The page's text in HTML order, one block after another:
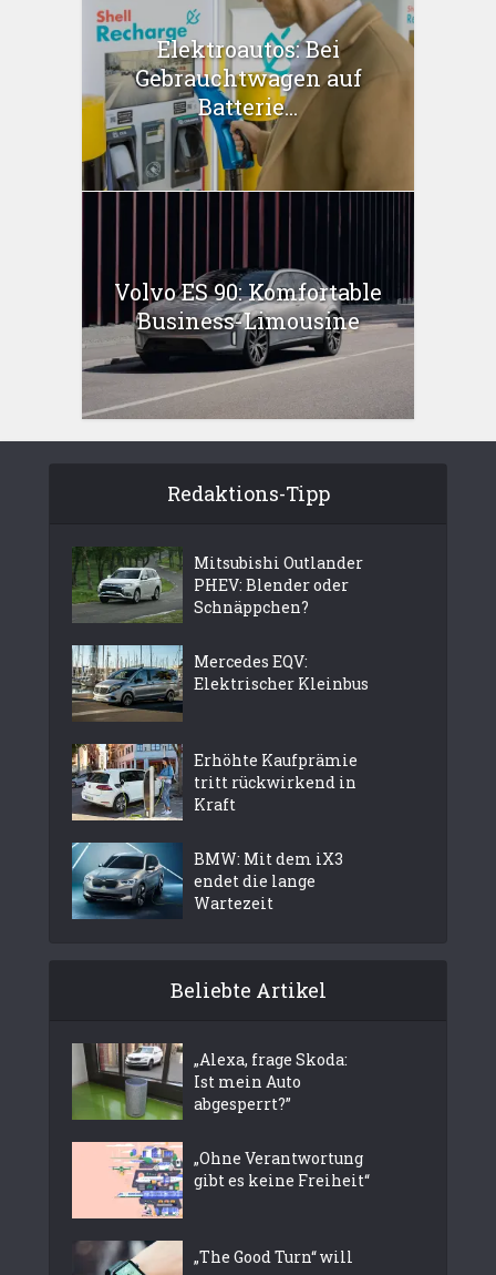
Elektroautos: Bei
Gebrauchtwagen auf
Batterie...
Volvo ES 90: Komfortable
Business-Limousine
Redaktions-Tipp
Mitsubishi Outlander
PHEV: Blender oder
Schnäppchen?
Mercedes EQV:
Elektrischer Kleinbus
Erhöhte Kaufprämie
tritt rückwirkend in
Kraft
BMW: Mit dem iX3
endet die lange
Wartezeit
Beliebte Artikel
„Alexa, frage Skoda:
Ist mein Auto
abgesperrt?”
„Ohne Verantwortung
gibt es keine Freiheit“
„The Good Turn“ will